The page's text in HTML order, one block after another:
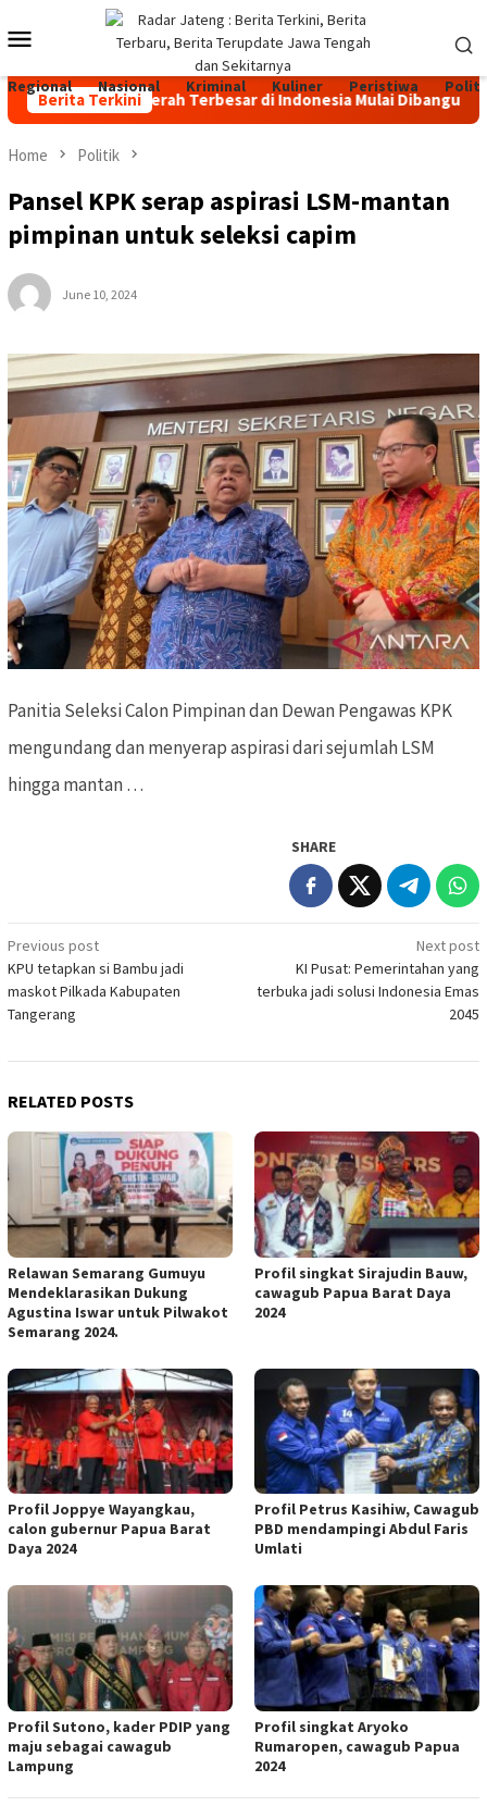
to
Mobile
Menu
Regional Nasional Kriminal Kuliner Peristiwa
Berita Terkini
Sapi Perah Terbesar di Indonesia Mulai Dibangun di
Home Politik
Pansel KPK serap aspirasi LSM-mantan
pimpinan untuk seleksi capim
June 10, 2024
Panitia Seleksi Calon Pimpinan dan Dewan Pengawas KPK
mengundang dan menyerap aspirasi dari sejumlah LSM
hingga mantan …
SHARE
Post
navigation
Previous post
KPU tetapkan si Bambu jadi
maskot Pilkada Kabupaten
Tangerang
Next post
KI Pusat: Pemerintahan yang
terbuka jadi solusi Indonesia Emas
2045
RELATED POSTS
Relawan Semarang Gumuyu
Mendeklarasikan Dukung
Agustina Iswar untuk Pilwakot
Semarang 2024.
Profil singkat Sirajudin Bauw,
cawagub Papua Barat Daya
2024
Profil Joppye Wayangkau,
calon gubernur Papua Barat
Daya 2024
Profil Petrus Kasihiw, Cawagub
PBD mendampingi Abdul Faris
Umlati
Profil Sutono, kader PDIP yang
maju sebagai cawagub
Lampung
Profil singkat Aryoko
Rumaropen, cawagub Papua
2024